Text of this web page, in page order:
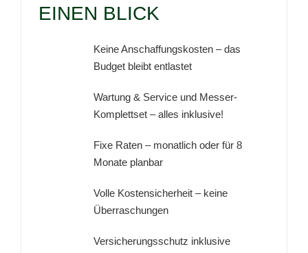
EINEN BLICK
Keine Anschaffungskosten – das
Budget bleibt entlastet
Wartung & Service und Messer-
Komplettset – alles inklusive!
Fixe Raten – monatlich oder für 8
Monate planbar
Volle Kostensicherheit – keine
Überraschungen
Versicherungsschutz inklusive